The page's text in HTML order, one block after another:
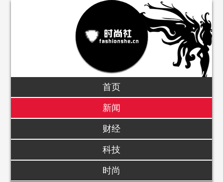
首页
新闻
财经
科技
时尚